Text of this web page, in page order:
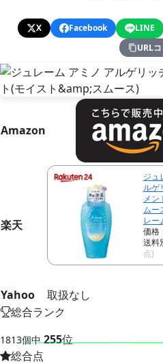
X Facebook LINE
URL
Amazon
楽天
ジュ
ルゲ
メン
ムー
レー
価格
送料
点)
Yahoo
取扱なし
総合ランク
1813個中 255位
総合点